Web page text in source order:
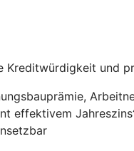
Kreditwürdigkeit und
effektivem Jahreszins